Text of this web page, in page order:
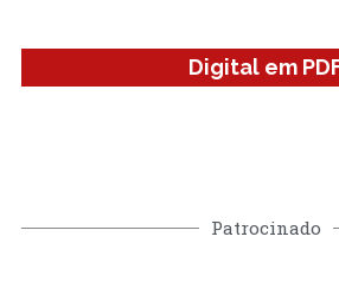
Digital em
Patrocinado